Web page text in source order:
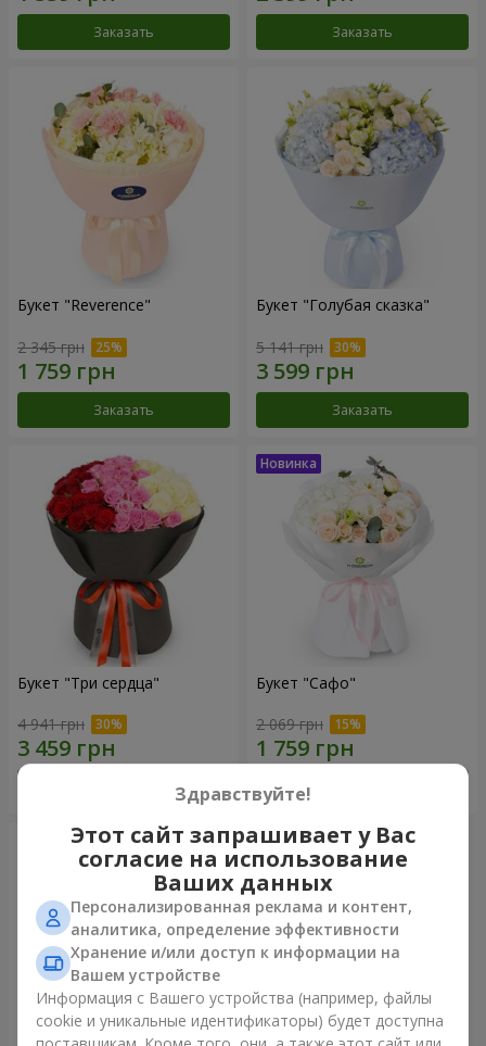
Заказать Заказать
Букет "Reverence"
2 345 грн
Заказать
Букет "Голубая сказка"
5 141 грн
Заказать
Букет "Три сердца"
4 941 грн
Букет "Сафо"
2 069 грн
Здравствуйте!
Этот сайт запрашивает у Вас
согласие на использование
Ваших данных
Персонализированная реклама и контент,
аналитика, определение эффективности
Хранение и/или доступ к информации на
Вашем устройстве
Информация с Вашего устройства (например, файлы
cookie и уникальные идентификаторы) будет доступна